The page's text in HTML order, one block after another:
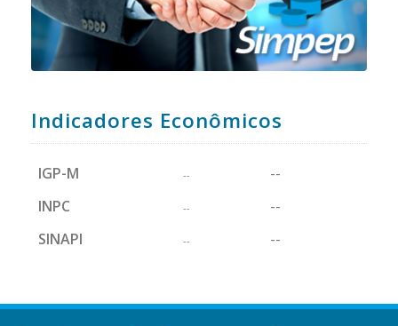
Indicadores Econômicos
IGP-M --
--
INPC
--
--
SINAPI
-- --